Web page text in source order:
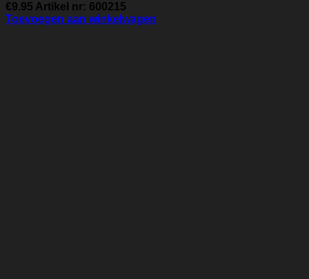
€9.95 Artikel nr: 600215
Toevoegen aan winkelwagen